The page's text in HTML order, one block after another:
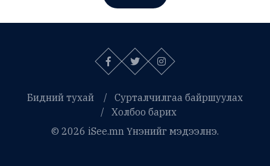
Бидний тухай
Сурталчилгаа байршуулах
Холбоо барих
© 2026 iSee.mn Үнэнийг мэдээлнэ.